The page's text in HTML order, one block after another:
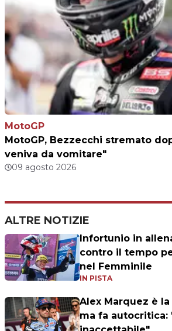
MotoGP
MotoGP, Bezzecchi stremato
veniva da vomitare"
09 agosto 2026
ALTRE NOTIZIE
Infortunio in
contro il tempo
nel Femminile
IN PISTA
Alex Marquez è
ma fa autocritica: